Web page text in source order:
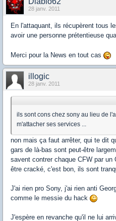
28 janv. 2011
En l'attaquant, ils récupèrent tous
avoir une personne prétentieuse
Merci pour la News en tout cas
illogic
28 janv. 2011
ils sont cons chez sony au lieu de
m'attacher ses services ...
non mais ça faut arrêter, qui te dit
gars de là-bas sont peut-être
savent contrer chaque CFW par
être cracké, c'est bon, ils sont
J'ai rien pro Sony, j'ai rien anti
comme le messie du hack
J'espère en revanche qu'il ne lui